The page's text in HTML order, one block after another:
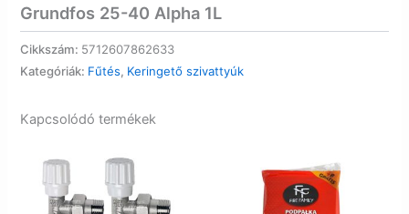
Grundfos 25-40 Alpha 1L
Cikkszám: 5712607862633
Kategóriák: Fűtés, Keringető szivattyúk
Kapcsolódó termékek